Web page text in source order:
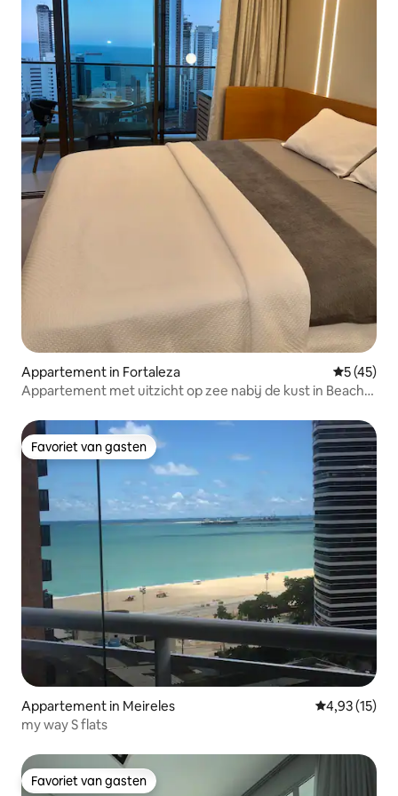
Appartement in Fortaleza
5 (45)
Appartement met uitzicht op zee nabij de kust in Beach
Favoriet van gasten
Favoriet van gasten
Appartement in Meireles Gemiddelde
4,93 (15)
my way S flats
Favoriet van gasten
Favoriet van gasten